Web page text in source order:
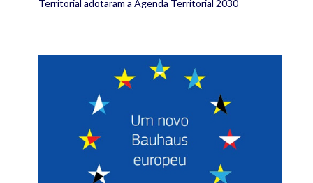
Territorial adotaram a Agenda Territorial 2030